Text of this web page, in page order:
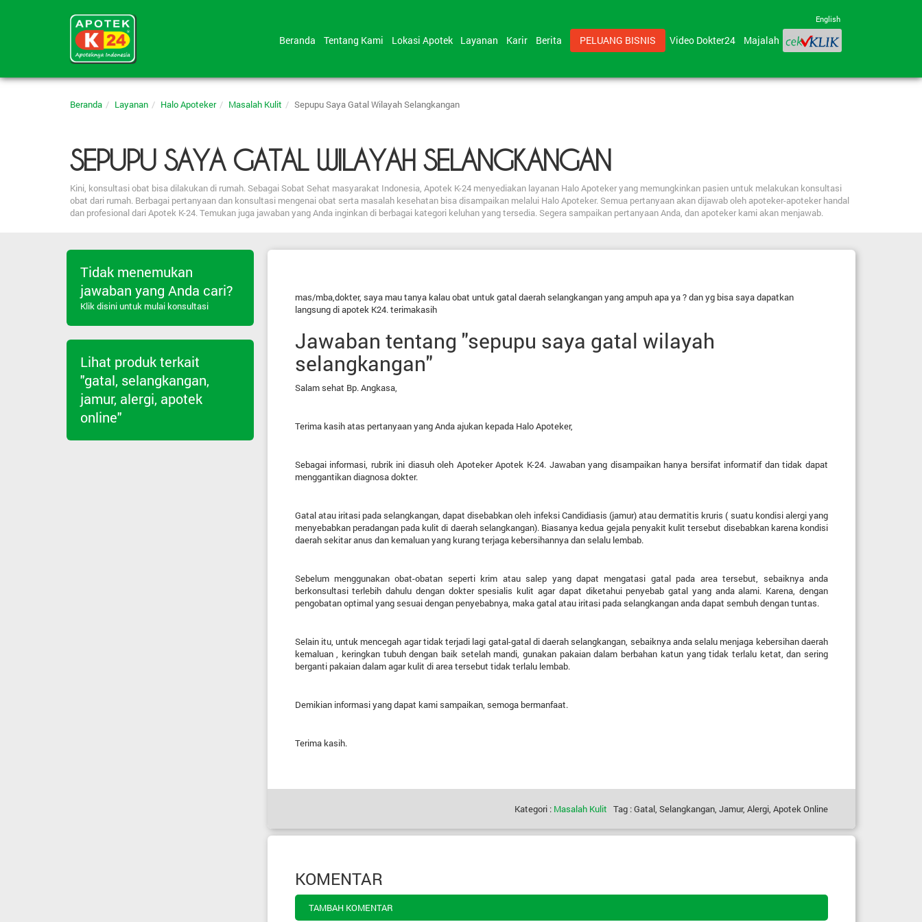
English
Beranda Tentang Kami Lokasi Apotek Layanan Karir Berita PELUANG BISNIS Video Dokter24 Majalah
Beranda Layanan Halo Apoteker Masalah Kulit Sepupu Saya Gatal Wilayah Selangkangan
SEPUPU SAYA GATAL WILAYAH SELANGKANGAN
Kini, konsultasi obat bisa dilakukan di rumah. Sebagai Sobat Sehat masyarakat Indonesia, Apotek K-24 menyediakan layanan Halo Apoteker yang memungkinkan pasien untuk melakukan konsultasi
obat dari rumah. Berbagai pertanyaan dan konsultasi mengenai obat serta masalah kesehatan bisa disampaikan melalui Halo Apoteker. Semua pertanyaan akan dijawab oleh apoteker-apoteker handal
dan profesional dari Apotek K-24. Temukan juga jawaban yang Anda inginkan di berbagai kategori keluhan yang tersedia. Segera sampaikan pertanyaan Anda, dan apoteker kami akan menjawab.
mas/mba,dokter, saya mau tanya kalau obat untuk gatal daerah selangkangan yang ampuh apa ya ? dan yg bisa saya dapatkan
langsung di apotek K24. terimakasih
Jawaban tentang "sepupu saya gatal wilayah
selangkangan"
Salam sehat Bp. Angkasa,
Terima kasih atas pertanyaan yang Anda ajukan kepada Halo Apoteker,
Sebagai informasi, rubrik ini diasuh oleh Apoteker Apotek K-24. Jawaban yang disampaikan hanya bersifat informatif dan tidak dapat
menggantikan diagnosa dokter.
Gatal atau iritasi pada selangkangan, dapat disebabkan oleh infeksi Candidiasis (jamur) atau dermatitis kruris ( suatu kondisi alergi yang
menyebabkan peradangan pada kulit di daerah selangkangan). Biasanya kedua gejala penyakit kulit tersebut disebabkan karena kondisi
daerah sekitar anus dan kemaluan yang kurang terjaga kebersihannya dan selalu lembab.
Sebelum menggunakan obat-obatan seperti krim atau salep yang dapat mengatasi gatal pada area tersebut, sebaiknya anda
berkonsultasi terlebih dahulu dengan dokter spesialis kulit agar dapat diketahui penyebab gatal yang anda alami. Karena, dengan
pengobatan optimal yang sesuai dengan penyebabnya, maka gatal atau iritasi pada selangkangan anda dapat sembuh dengan tuntas.
Selain itu, untuk mencegah agar tidak terjadi lagi gatal-gatal di daerah selangkangan, sebaiknya anda selalu menjaga kebersihan daerah
kemaluan , keringkan tubuh dengan baik setelah mandi, gunakan pakaian dalam berbahan katun yang tidak terlalu ketat, dan sering
berganti pakaian dalam agar kulit di area tersebut tidak terlalu lembab.
Demikian informasi yang dapat kami sampaikan, semoga bermanfaat.
Terima kasih.
Kategori : Masalah Kulit Tag : Gatal, Selangkangan, Jamur, Alergi, Apotek Online
KOMENTAR
TAMBAH KOMENTAR
Tidak menemukan
jawaban yang Anda cari?
Klik disini untuk mulai konsultasi
Lihat produk terkait
"gatal, selangkangan,
jamur, alergi, apotek
online"